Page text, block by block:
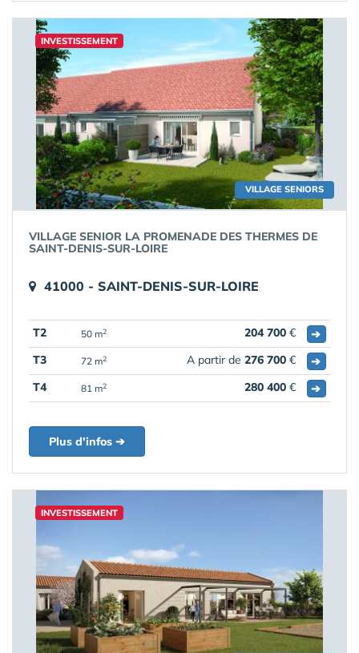
VILLAGE SENIORS
INVESTISSEMENT
VILLAGE SENIOR LA PROMENADE DES THERMES DE
SAINT-DENIS-SUR-LOIRE
41000 - SAINT-DENIS-SUR-LOIRE
T2 50 m2 204 700 €
➔
T3
72 m2 A partir de 276 700 €
➔
T4
81 m2 280 400 € ➔
Plus d'infos ➔
INVESTISSEMENT